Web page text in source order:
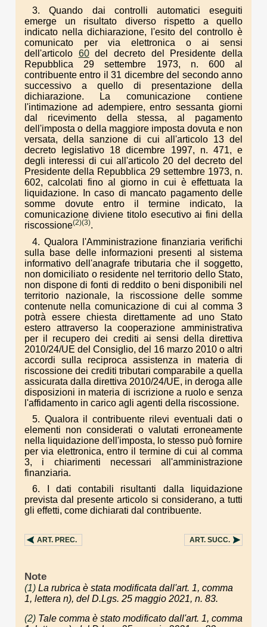
3. Quando dai controlli automatici eseguiti
emerge un risultato diverso rispetto a quello
indicato nella dichiarazione, l'esito del controllo è
comunicato per via elettronica o ai sensi
dell'articolo 60del decreto del Presidente della
Repubblica 29 settembre 1973, n. 600 al
contribuente entro il 31 dicembre del secondo anno
successivo a quello di presentazione della
dichiarazione. La comunicazione contiene
l'intimazione ad adempiere, entro sessanta giorni
dal ricevimento della stessa, al pagamento
dell'imposta o della maggiore imposta dovuta e non
versata, della sanzione di cui all'articolo 13 del
decreto legislativo 18 dicembre 1997, n. 471, e
degli interessi di cui all'articolo 20 del decreto del
Presidente della Repubblica 29 settembre 1973, n.
602, calcolati fino al giorno in cui è effettuata la
liquidazione. In caso di mancato pagamento delle
somme dovute entro il termine indicato, la
comunicazione diviene titolo esecutivo ai fini della
riscossione(2)(3).
4. Qualora l'Amministrazione finanziaria verifichi
sulla base delle informazioni presenti al sistema
informativo dell'anagrafe tributaria che il soggetto,
non domiciliato o residente nel territorio dello Stato,
non dispone di fonti di reddito o beni disponibili nel
territorio nazionale, la riscossione delle somme
contenute nella comunicazione di cui al comma 3
potrà essere chiesta direttamente ad uno Stato
estero attraverso la cooperazione amministrativa
per il recupero dei crediti ai sensi della direttiva
2010/24/UE del Consiglio, del 16 marzo 2010 o altri
accordi sulla reciproca assistenza in materia di
riscossione dei crediti tributari comparabile a quella
assicurata dalla direttiva 2010/24/UE, in deroga alle
disposizioni in materia di iscrizione a ruolo e senza
l'affidamento in carico agli agenti della riscossione.
5. Qualora il contribuente rilevi eventuali dati o
elementi non considerati o valutati erroneamente
nella liquidazione dell'imposta, lo stesso può fornire
per via elettronica, entro il termine di cui al comma
3, i chiarimenti necessari all'amministrazione
finanziaria.
6. I dati contabili risultanti dalla liquidazione
prevista dal presente articolo si considerano, a tutti
gli effetti, come dichiarati dal contribuente.
ART. PREC. ART. SUCC.
Note
(1) La rubrica è stata modificata dall'art. 1, comma
1, lettera n), del D.Lgs. 25 maggio 2021, n. 83.
(2) Tale comma è stato modificato dall'art. 1, comma